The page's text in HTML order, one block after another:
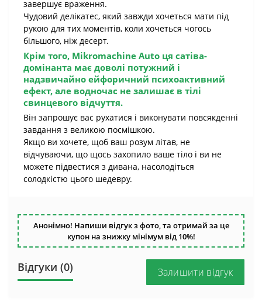
завершує враження.
Чудовий делікатес, який завжди хочеться мати під
рукою для тих моментів, коли хочеться чогось
більшого, ніж десерт.
Крім того, Mikromachine Auto ця сатіва-
домінанта має доволі потужний і
надзвичайно ейфоричний психоактивний
ефект, але водночас не залишає в тілі
свинцевого відчуття.
Він запрошує вас рухатися і виконувати повсякденні
завдання з великою посмішкою.
Якщо ви хочете, щоб ваш розум літав, не
відчуваючи, що щось захопило ваше тіло і ви не
можете підвестися з дивана, насолодіться
солодкістю цього шедевру.
Анонімно! Напиши відгук з фото, та отримай за це
купон на знижку мінімум від 10%!
Відгуки (0) Залишити відгук